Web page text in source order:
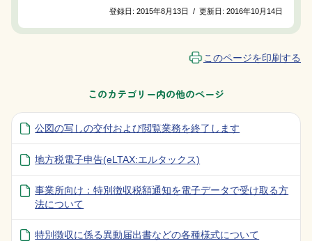
登録日:2015年8月13日 / 更新日:2016年10月14日
このページを印刷する
このカテゴリー内の他のページ
公図の写しの交付および閲覧業務を終了します
地方税電子申告(eLTAX:エルタックス)
事業所向け：特別徴収税額通知を電子データで受け取る方
法について
特別徴収に係る異動届出書などの各種様式について